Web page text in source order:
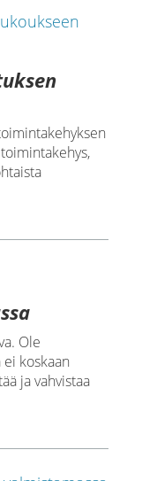
Ole
koskaan
ja vahvistaa